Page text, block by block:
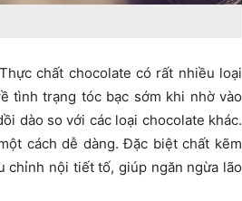
chất chocolate có rất nhiều loại
tình trạng tóc bạc sớm khi nhờ vào
dào so với các loại chocolate khác.
cách dễ dàng. Đặc biệt chất kẽm
chỉnh nội tiết tố, giúp ngăn ngừa lão